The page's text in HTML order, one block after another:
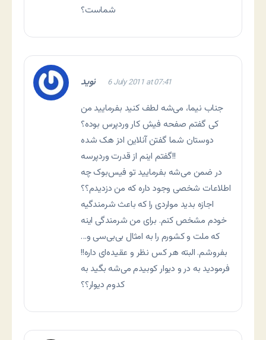
شماست؟
نوید 6 July 2011 at 07:41
جناب نیما، می‌شه لطف کنید بفرمایید من
کی گفتم صفحه فیش کار وردپرس بوده؟
دوستان شما گفتن آنلاین ادز هک شده
گفتم اینم از قدرت وردپرسه!!
در ضمن می‌شه بفرمایید تو فیس‌بوک چه
اطلاعات شخصی وجود داره که من دزدیدم؟؟
اجازه بدید مواردی را که باعث شرمندگیه
خودم مشخص کنم. برای من شرمندگی اینه
که ملت و کشورم را به امثال بی‌بی‌سی و…
بفروشم. البته هر کس نظر و عقیده‌ای داره!!
فرمودید به در و دیوار کوبیدم می‌شه بگید به
کدوم دیوار؟؟